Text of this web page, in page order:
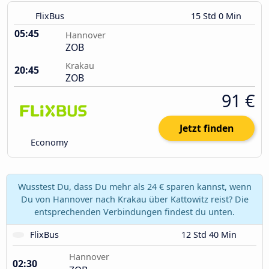
FlixBus 15 Std 0 Min
05:45 Hannover
ZOB
20:45
Krakau
ZOB
Economy
91 €
Jetzt finden
Wusstest Du, dass Du mehr als 24 € sparen kannst, wenn
Du von Hannover nach Krakau über Kattowitz reist? Die
entsprechenden Verbindungen findest du unten.
FlixBus
12 Std 40 Min
02:30
Hannover